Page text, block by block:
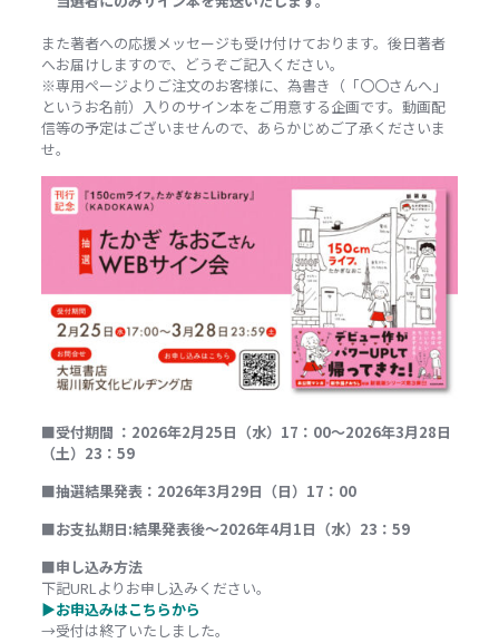
また著者への応援メッセージも受け付けております。後日著者
へお届けしますので、どうぞご記入ください。
※専用ページよりご注文のお客様に、為書き（「〇〇さんへ」
というお名前）入りのサイン本をご用意する企画です。動画配
信等の予定はございませんので、あらかじめご了承くださいま
せ。
■受付期間 ：2026年2月25日（水）17：00～2026年3月28日
（土）23：59
■抽選結果発表： 2026年3月29日（日）17：00
■お支払期日:結果発表後～2026年4月1日（水）23：59
■申し込み方法
下記URLよりお申し込みください。
▶お申込みはこちらから
→受付は終了いたしました。